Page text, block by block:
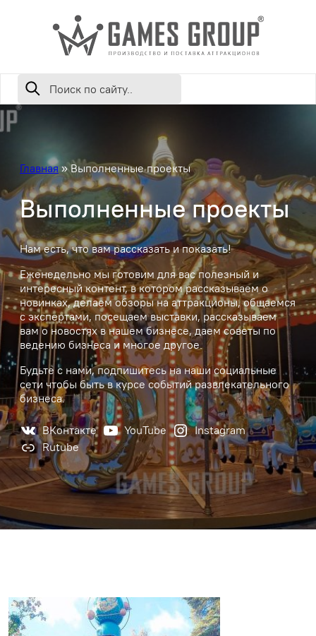
Главная »Выполненные проекты
Выполненные проекты
Нам есть, что вам рассказать и показать!
Еженедельно мы готовим для вас полезный и
интересный контент, в котором рассказываем о
новинках, делаем обзоры на аттракционы, общаемся
с экспертами, посещаем выставки, рассказываем
вам о новостях в нашем бизнесе, даем советы по
ведению бизнеса и многое другое.
Будьте с нами, подпишитесь на наши социальные
сети чтобы быть в курсе событий развлекательного
бизнеса.
ВКонтакте YouTube
Instagram
Rutube